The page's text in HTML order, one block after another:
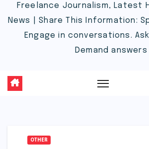
Freelance Journalism, Latest
News | Share This Information:
Engage in conversations.
Demand answers
OTHER